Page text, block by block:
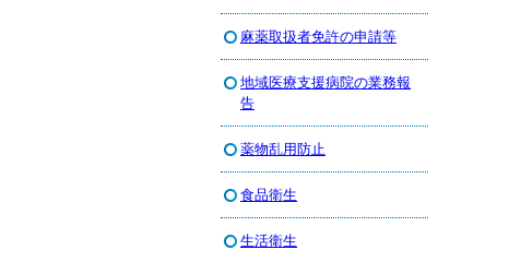
麻薬取扱者免許の申請等
地域医療支援病院の業務報
告
薬物乱用防止
食品衛生
生活衛生